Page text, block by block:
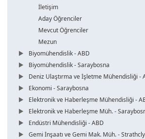
İletişim
Aday Öğrenciler
Mevcut Öğrenciler
Mezun
Biyomühendislik - ABD
Biyomühendislik - Saraybosna
Deniz Ulaştırma ve İşletme Mühendisliği -
Ekonomi - Saraybosna
Elektronik ve Haberleşme Mühendisliği -
Elektronik ve Haberleşme Müh. -
Endüstri Mühendisliği - ABD
Gemi İnşaatı ve Gemi Mak. Müh. -